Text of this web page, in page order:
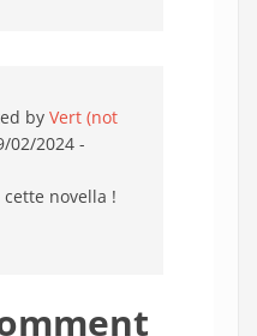
by Vert (not
02/2024 -
novella !